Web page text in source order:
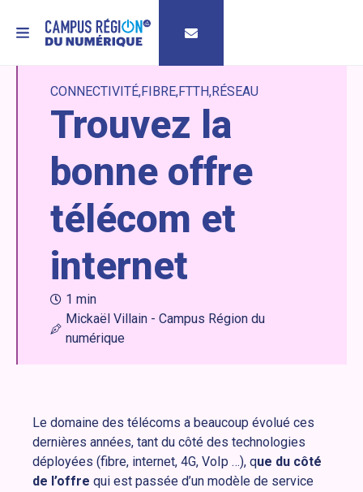
MENU
CONNECTIVITÉ FIBRE FTTH RÉSEAU
Trouvez la
bonne offre
télécom et
internet
1 min
Mickaël Villain - Campus Région du
numérique
Le domaine des télécoms a beaucoup évolué ces
dernières années, tant du côté des technologies
déployées (fibre, internet, 4G, VoIp …), que du côté
de l’offre qui est passée d’un modèle de service